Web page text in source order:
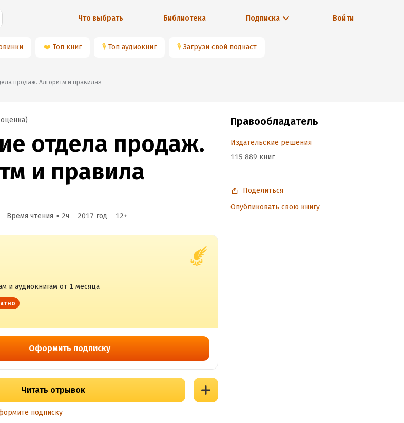
Что выбрать Библиотека Подписка Войти
❤️ Топ книг 🎙 Топ аудиокниг 🎙 Загрузи свой подкаст
продаж. Алгоритм и правила»
)
отдела продаж.
и правила
Время чтения ≈ 2ч 2017 год 12+
и аудиокнигам от 1 месяца
Оформить подписку
Читать отрывок
подписку
Правообладатель
Издательские решения
115 889 книг
Поделиться
Опубликовать свою книгу